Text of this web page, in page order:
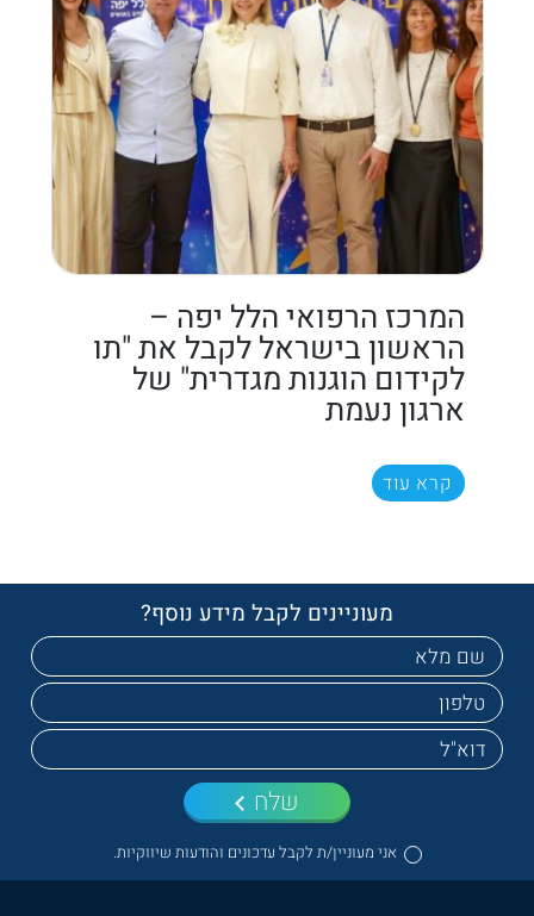
המרכז הרפואי הלל יפה –
הראשון בישראל לקבל את "תו
לקידום הוגנות מגדרית" של
ארגון נעמת
קרא עוד
מעוניינים לקבל מידע נוסף?
אני מעוניין/ת לקבל עדכונים והודעות שיווקיות.
שלח